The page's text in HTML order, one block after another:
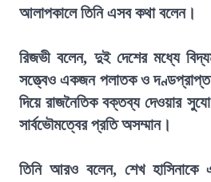
আলাপকালে তিনি এসব কথা বলেন।
রিজভী বলেন, দুই দেশের মধ্যে
সত্ত্বেও একজন পলাতক ও দণ্ডপ্রাপ্ত
দিয়ে রাজনৈতিক বক্তব্য দেওয়ার
সার্বভৌমত্বের প্রতি অসম্মান।
তিনি আরও বলেন, শেখ হাসিনাকে